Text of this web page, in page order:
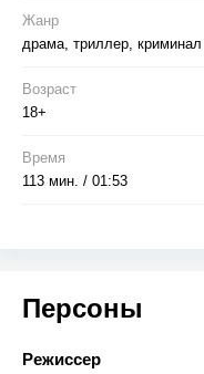
Жанр
драма, триллер, криминал
Возраст
18+
Время
113 мин. / 01:53
Персоны
Режиссер